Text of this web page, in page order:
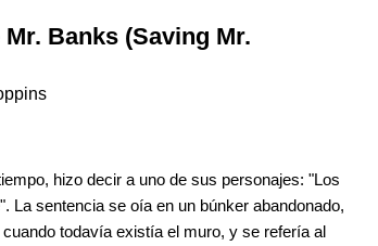
Banks (Saving Mr.
hizo decir a uno de sus personajes: "Los
La sentencia se oía en un búnker abandonado,
todavía existía el muro, y se refería al